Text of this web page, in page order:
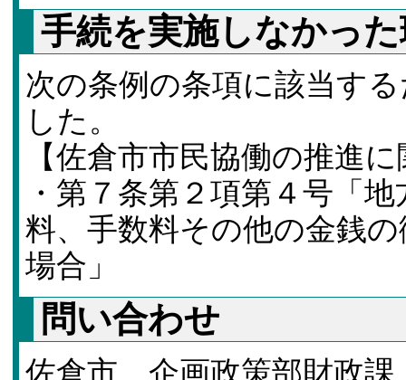
手続を実施しなかっ
次の条例の条項に該当す
した。
【佐倉市市民協働の推進
・第７条第２項第４号「
料、手数料その他の金銭
場合」
問い合わせ
佐倉市 企画政策部財政課